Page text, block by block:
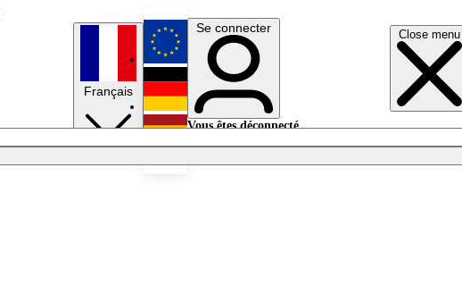
Close menu
Français
English
Deutsch
Se connecter
Vous êtes déconnecté.